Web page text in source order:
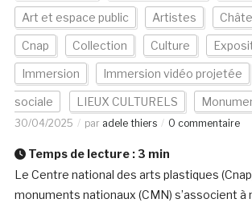
Art et espace public Artistes
Cnap Collection Culture
Immersion Immersion vidéo projetée
sociale LIEUX CULTURELS
30/04/2025 par adele thiers 0 commentaire
Temps de lecture : 3 min
Le Centre national des arts plastiques
monuments nationaux (CMN) s’associent à